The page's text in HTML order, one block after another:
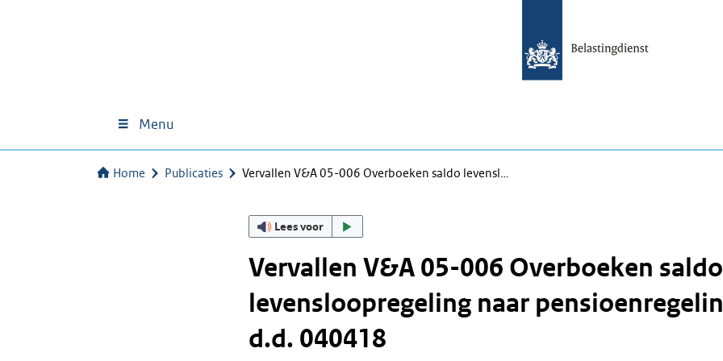
Menu
Home Publicaties Vervallen V&A 05-006 Overboeken saldo levensl…
Lees voor
Vervallen V&A 05-006 Overboeken saldo
levensloopregeling naar
d.d. 040418